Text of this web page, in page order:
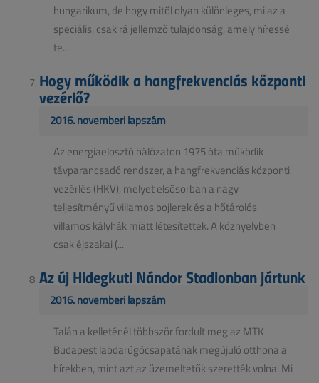
hungarikum, de hogy mitől olyan különleges, mi az a
speciális, csak rá jellemző tulajdonság, amely híressé
te...
Hogy működik a hangfrekvenciás központi
vezérlő?
2016. novemberi lapszám
Az energiaelosztó hálózaton 1975 óta működik
távparancsadó rendszer, a hangfrekvenciás központi
vezérlés (HKV), melyet elsősorban a nagy
teljesítményű villamos bojlerek és a hőtárolós
villamos kályhák miatt létesítettek. A köznyelvben
csak éjszakai (...
Az új Hidegkuti Nándor Stadionban jártunk
2016. novemberi lapszám
Talán a kelleténél többször fordult meg az MTK
Budapest labdarúgócsapatának megújuló otthona a
hírekben, mint azt az üzemeltetők szerették volna. Mi